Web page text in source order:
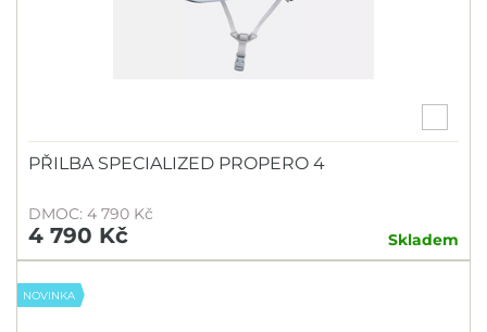
PŘILBA SPECIALIZED PROPERO 4
DMOC: 4 790 Kč
4 790 Kč Skladem
NOVINKA